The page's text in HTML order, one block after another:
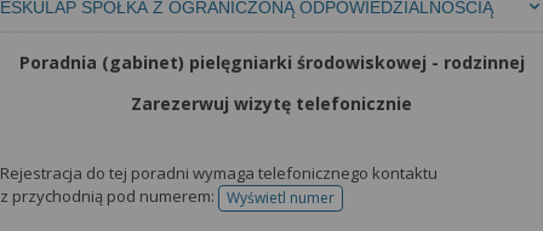
ESKULAP SPÓŁKA Z OGRANICZONĄ ODPOWIEDZIALNOŚCIĄ
Poradnia (gabinet) pielęgniarki środowiskowej - rodzinnej
Zarezerwuj wizytę telefonicznie
Rejestracja do tej poradni wymaga telefonicznego kontaktu
z przychodnią pod numerem:
Wyświetl numertelefonu do rejestracji